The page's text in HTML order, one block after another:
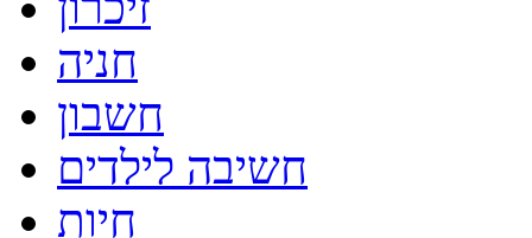
חניה
חשבון
חשיבה לילדים
חיות